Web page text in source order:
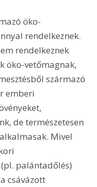
öko-
rendelkeznek.
rendelkeznek
öko-vetőmagnak,
származó
emberi
de természetesen
Mivel
palántadőlés)
csávázott